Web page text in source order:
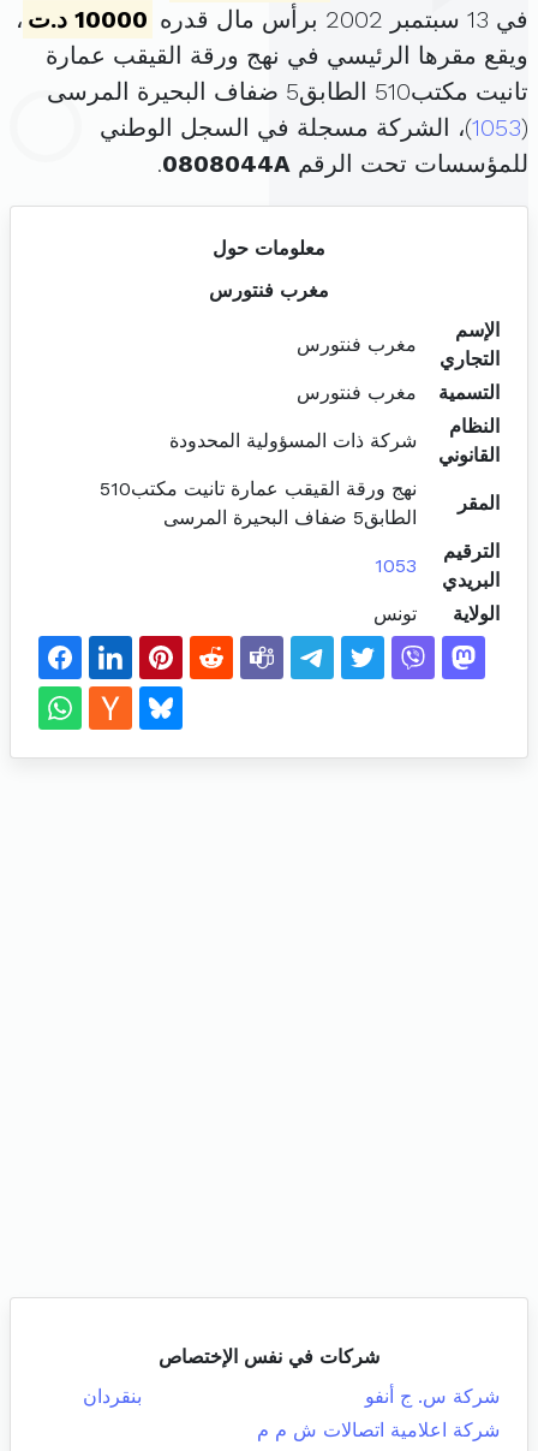
في 13 سبتمبر 2002 برأس مال قدره
10000 د.ت
،
ويقع مقرها الرئيسي في نهج ورقة القيقب عمارة
تانيت مكتب510 الطابق5 ضفاف البحيرة المرسى
(
1053)، الشركة مسجلة في السجل الوطني
للمؤسسات تحت الرقم 0808044A
.
معلومات حول
مغرب فنتورس
الإسم
التجاري
مغرب فنتورس
التسمية
مغرب فنتورس
النظام
القانوني
شركة ذات المسؤولية المحدودة
المقر
نهج ورقة القيقب عمارة تانيت مكتب510
الطابق5 ضفاف البحيرة المرسى
الترقيم
البريدي
1053
الولاية تونس
شركات في نفس الإختصاص
شركة س. ج أنفو
بنقردان
شركة اعلامية اتصالات ش م م